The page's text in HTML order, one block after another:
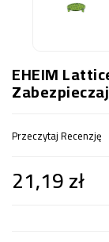
EHEIM
Przeczytaj Recenzję
21,19 zł